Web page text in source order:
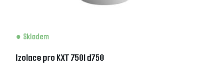
Skladem
Izolace pro KXT 750l d750